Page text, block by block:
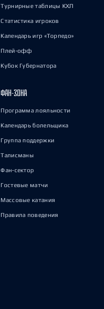
Турнирные таблицы КХЛ
Статистика игроков
Календарь игр «Торпедо»
Плей-офф
Кубок Губернатора
ФАН-ЗОНА
Программа лояльности
Календарь болельщика
Группа поддержки
Талисманы
Фан-сектор
Гостевые матчи
Массовые катания
Правила поведения